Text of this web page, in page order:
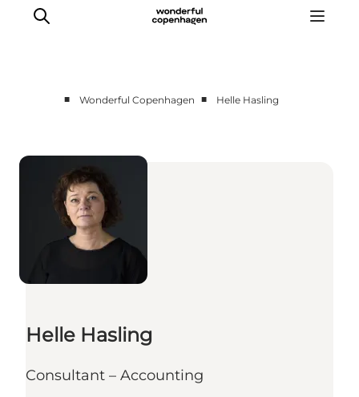
Press Room
About Wonderful Copenhagen
DestinationPay
■ Wonderful Copenhagen ■ Helle Hasling
Helle Hasling
Consultant – Accounting